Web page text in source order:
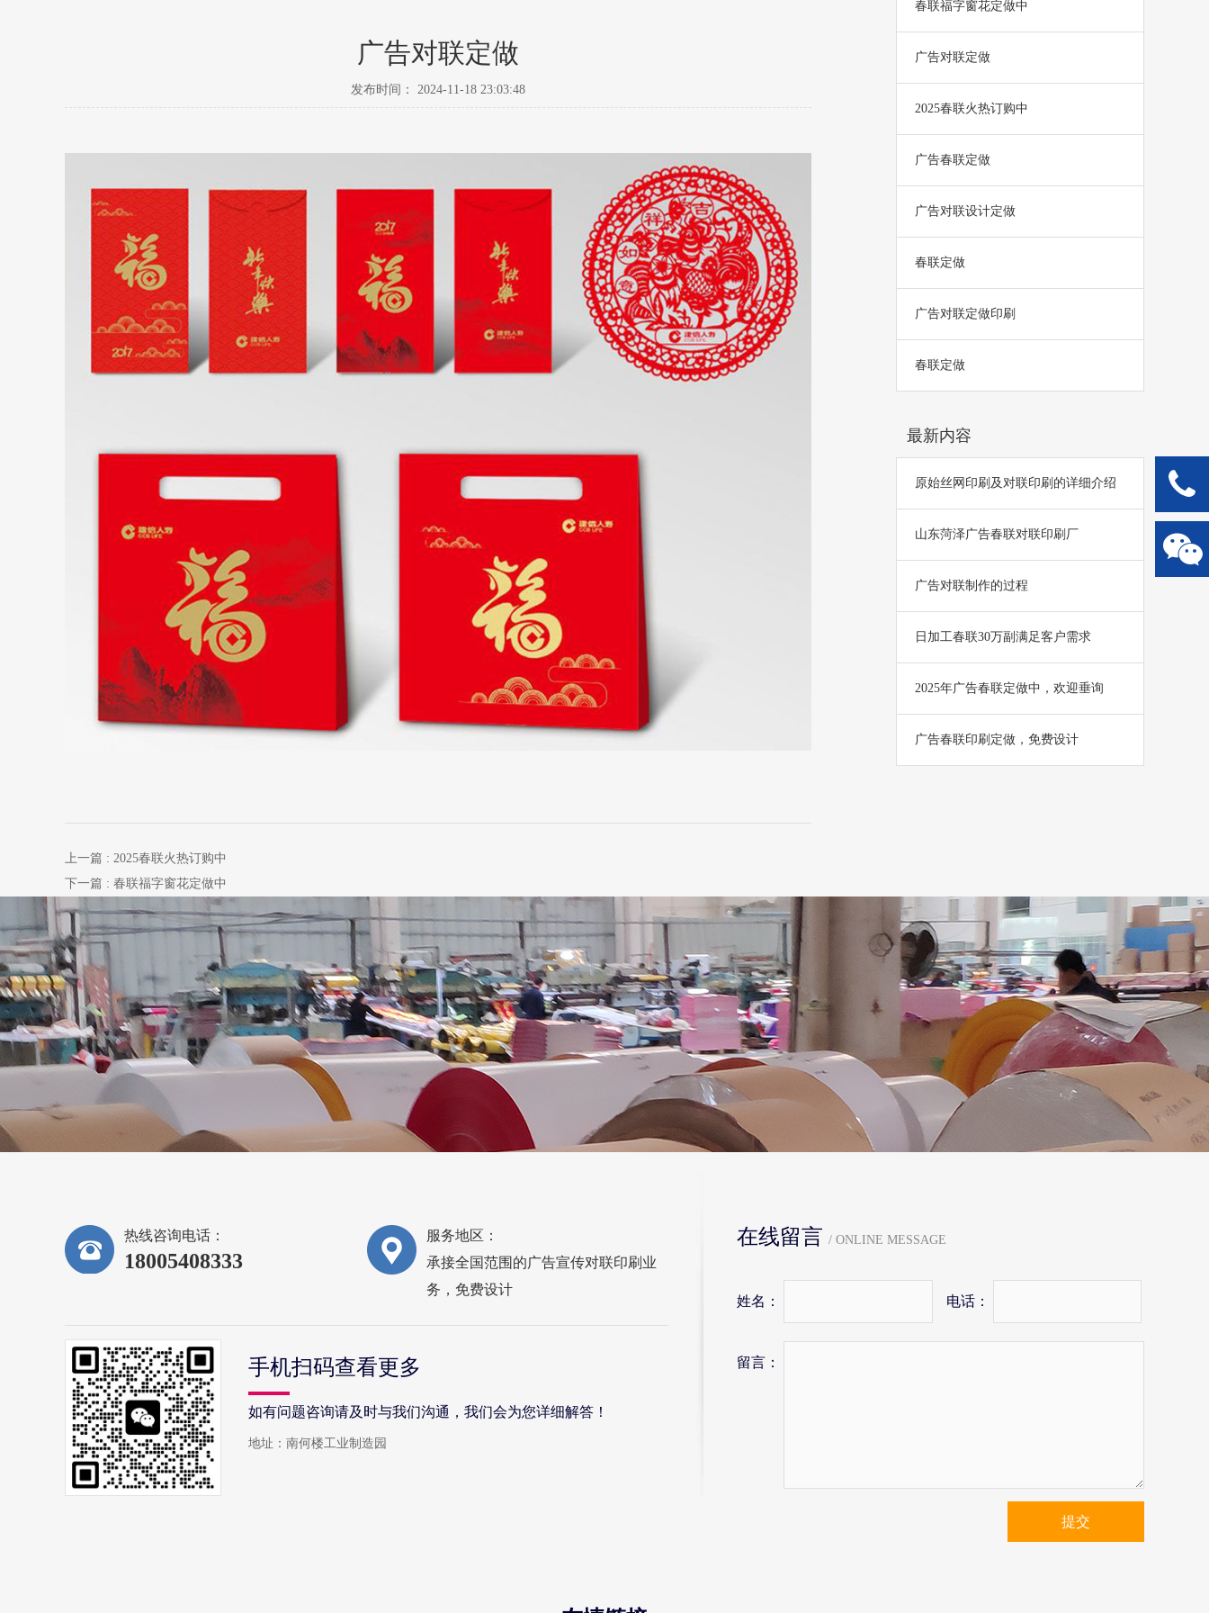
广告对联定做
发布时间： 2024-11-18 23:03:48
上一篇 : 2025春联火热订购中
下一篇 : 春联福字窗花定做中
春联福字窗花定做中
广告对联定做
2025春联火热订购中
广告春联定做
广告对联设计定做
春联定做
广告对联定做印刷
春联定做
最新内容
原始丝网印刷及对联印刷的详细介绍
山东菏泽广告春联对联印刷厂
广告对联制作的过程
日加工春联30万副满足客户需求
2025年广告春联定做中，欢迎垂询
广告春联印刷定做，免费设计
热线咨询电话：
18005408333
服务地区：
承接全国范围的广告宣传对联印刷业
务，免费设计
手机扫码查看更多
如有问题咨询请及时与我们沟通，我们会为您详细解答！
地址：南何楼工业制造园
在线留言 / ONLINE MESSAGE
姓名： 电话：
留言：
提交
微信 18005408333